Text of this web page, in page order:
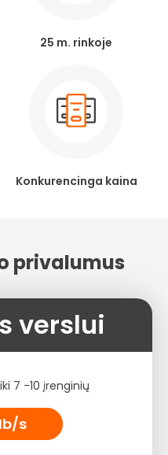
25 m. rinkoje
Konkurencinga kaina
privalumus
verslui
7 -10 įrenginių
s